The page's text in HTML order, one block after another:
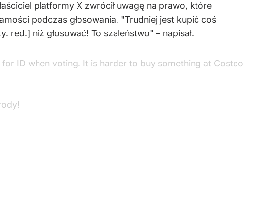
platformy X zwrócił uwagę na prawo, które
podczas głosowania. "Trudniej jest kupić coś
niż głosować! To szaleństwo" – napisał.
ID when voting. It is harder to buy something at Costco